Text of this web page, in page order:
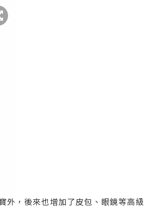
，後來也增加了皮包、眼鏡等高